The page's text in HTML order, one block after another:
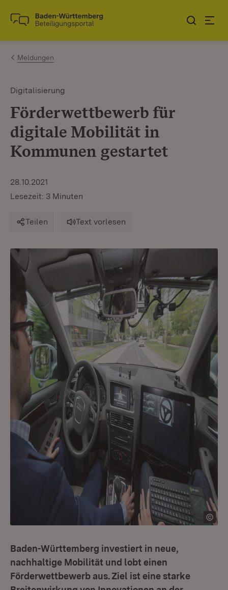
Zum Inhalt springen
Link zur Startseite
Meldungen
Digitalisierung
Förderwettbewerb für
digitale Mobilität in
Kommunen gestartet
28.10.2021
Lesezeit: 3 Minuten
Teilen Text vorlesen
Baden-Württemberg investiert in neue,
nachhaltige Mobilität und lobt einen
Förderwettbewerb aus. Ziel ist eine starke